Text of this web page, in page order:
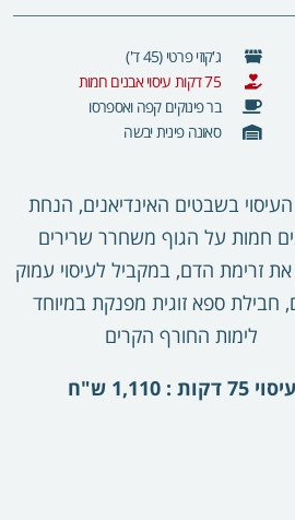
ג'קוזי פרטי (45 ד')
75 דקות עיסוי אבנים חמות
בר פינוקים קפה ואספרסו
סאונה פינית יבשה
בשבטים האינדיאנים, הנחת
חמות על הגוף משחרר שרירים
את זרימת הדם, במקביל לעיסוי עמוק
חבילת ספא זוגית מפנקת במיוחד
לימות החורף הקרים
עיסוי 75 דקות : 1,110 ש"ח